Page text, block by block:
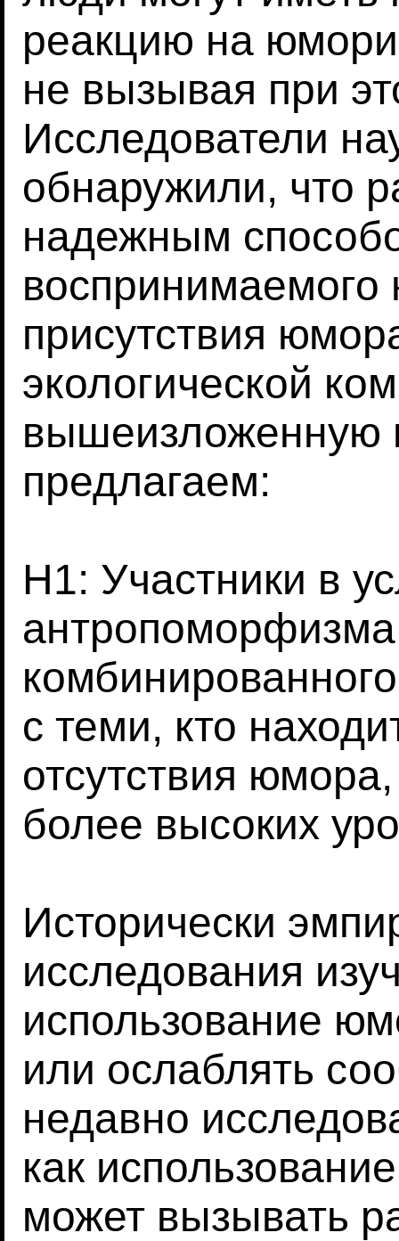
реакцию на
не вызывая при
Исследователи
обнаружили, что
надежным
присутствия
экологической
предлагаем:
H1: Участники в
с теми, кто
отсутствия
более высоких
Исторически
исследования
использование
или ослаблять
недавно
как
может вызывать